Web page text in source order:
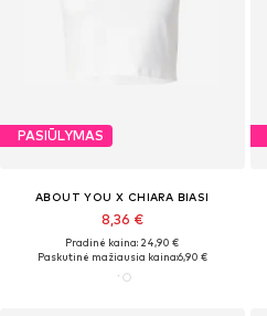
PASIŪLYMAS
ABOUT YOU X CHIARA BIASI
8,36 €
Pradinė kaina: 24,90 €
Paskutinė mažiausia kaina:6,90 €